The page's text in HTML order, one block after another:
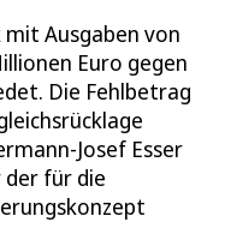
mit Ausgaben von
Euro gegen
Die Fehlbetrag
Josef Esser
für die